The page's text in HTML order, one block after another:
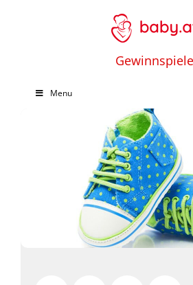
Gewinnspiele
Menu